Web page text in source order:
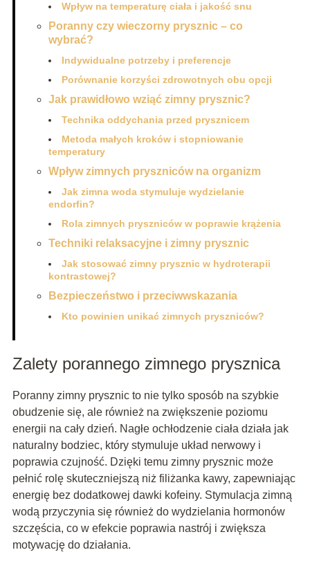
Wpływ na temperaturę ciała i jakość snu
Poranny czy wieczorny prysznic – co
wybrać?
Indywidualne potrzeby i preferencje
Porównanie korzyści zdrowotnych obu opcji
Jak prawidłowo wziąć zimny prysznic?
Technika oddychania przed prysznicem
Metoda małych kroków i stopniowanie
temperatury
Wpływ zimnych pryszniców na organizm
Jak zimna woda stymuluje wydzielanie
endorfin?
Rola zimnych pryszniców w poprawie krążenia
Techniki relaksacyjne i zimny prysznic
Jak stosować zimny prysznic w hydroterapii
kontrastowej?
Bezpieczeństwo i przeciwwskazania
Kto powinien unikać zimnych pryszniców?
Zalety porannego zimnego prysznica
Poranny zimny prysznic to nie tylko sposób na szybkie
obudzenie się, ale również na zwiększenie poziomu
energii na cały dzień. Nagłe ochłodzenie ciała działa jak
naturalny bodziec, który stymuluje układ nerwowy i
poprawia czujność. Dzięki temu zimny prysznic może
pełnić rolę skuteczniejszą niż filiżanka kawy, zapewniając
energię bez dodatkowej dawki kofeiny. Stymulacja zimną
wodą przyczynia się również do wydzielania hormonów
szczęścia, co w efekcie poprawia nastrój i zwiększa
motywację do działania.